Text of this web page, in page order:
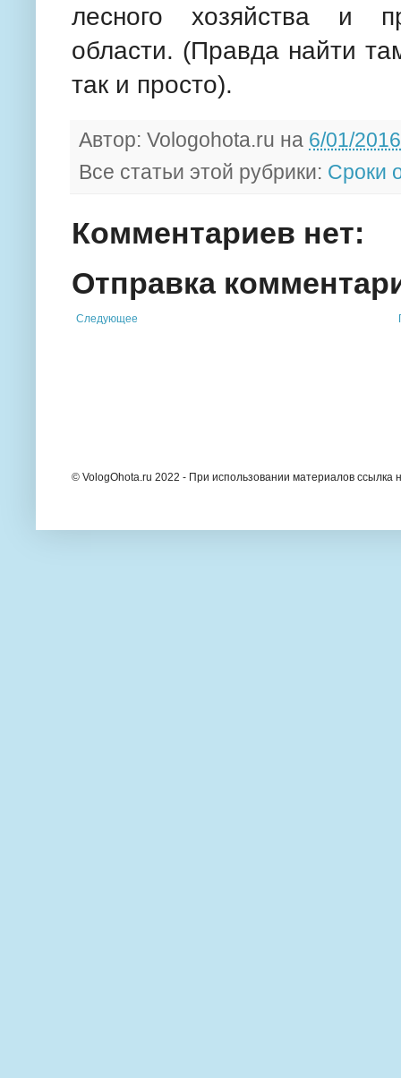
лесного хозяйства и
области. (Правда найти
так и просто).
Автор: Vologohota.ru на 6/01/2016
Все статьи этой рубрики: Сроки
Комментариев нет:
Отправка
Следующее
© VologOhota.ru 2022 - При использовании материалов ссылка